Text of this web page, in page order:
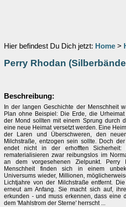
Hier befindest Du Dich jetzt: Home >
Perry Rhodan
Beschreibung:
In der langen Geschichte der Menschheit
Plan ohne Beispiel: Die Erde, die Urheimat
der Mond sollten mit einem Sprung durch
eine neue Heimat versetzt werden. Eine
der Laren und Überschweren, den
Milchstraße, entzogen sein sollte. Doch
endet nicht in der erhofften Sicherheit:
rematerialisieren zwar reibungslos im
an dem vorgesehenen Zielpunkt. Perry
Menschheit finden sich in einem
Universums wieder, Millionen,
Lichtjahre von der Milchstraße entfernt.
erneut am Anfang. Sie macht sich auf,
erkunden - und muss erkennen, dass eine
dem 'Mahlstrom der Sterne' herrscht ...